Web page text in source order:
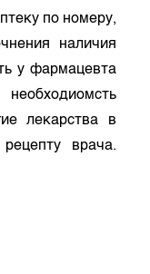
по номеру,
наличия
у фармацевта
лекарства в
врача.